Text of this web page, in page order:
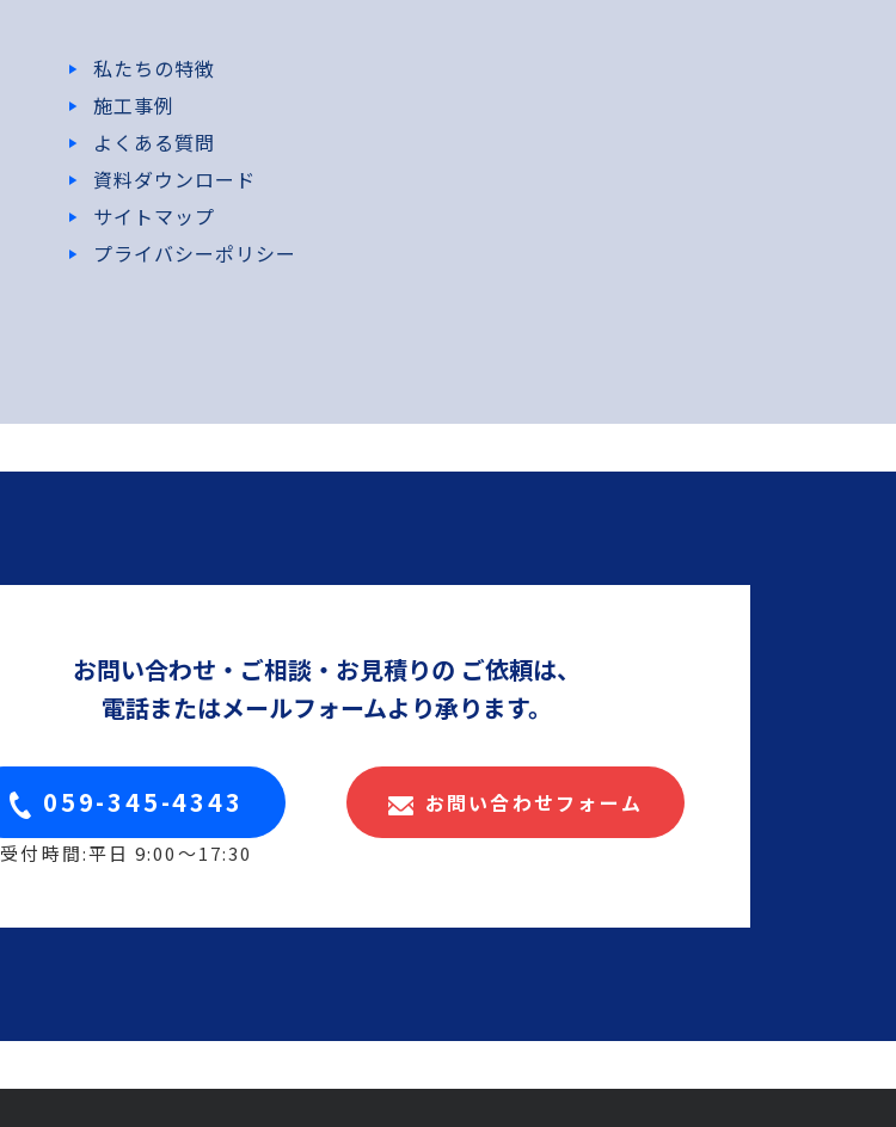
私たちの特徴
施工事例
よくある質問
資料ダウンロード
サイトマップ
プライバシーポリシー
お問い合わせ・ご相談・お見積りの ご依頼は、
電話またはメールフォームより承ります。
059-345-4343
受付時間:平日 9:00〜17:30
お問い合わせフォーム